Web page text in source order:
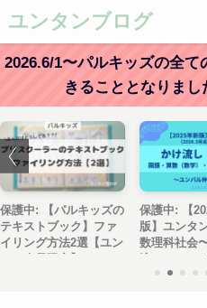
ユンタンブログ
2026.6/1〜パルキッズの全
きることとなりまし
保護中: 【パルキッズの
テキストブック】ファ
イリング方法2選【ユン
保護中: 【
版】ユンタ
数理科社会